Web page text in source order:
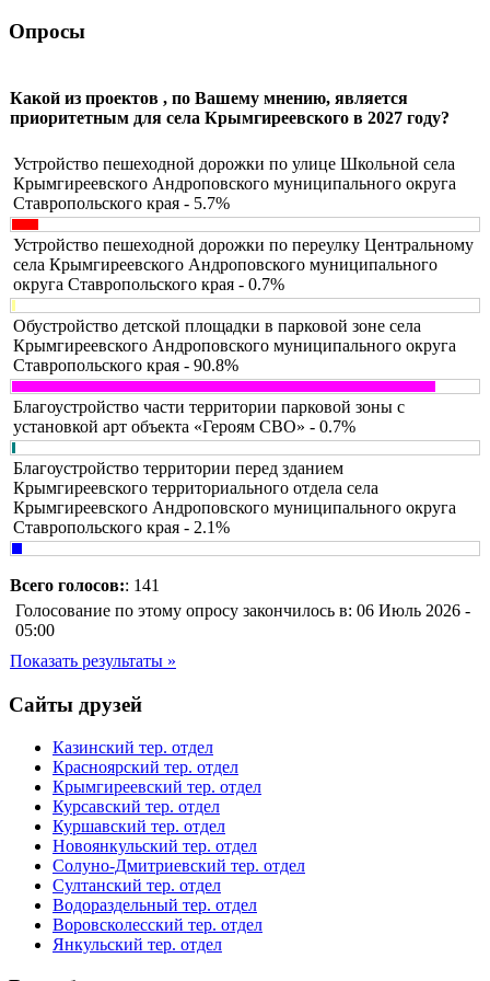
Опросы
Какой из проектов , по Вашему мнению, является
приоритетным для села Крымгиреевского в 2027 году?
Устройство пешеходной дорожки по улице Школьной села
Крымгиреевского Андроповского муниципального округа
Ставропольского края - 5.7%
Устройство пешеходной дорожки по переулку Центральному
села Крымгиреевского Андроповского муниципального
округа Ставропольского края - 0.7%
Обустройство детской площадки в парковой зоне села
Крымгиреевского Андроповского муниципального округа
Ставропольского края - 90.8%
Благоустройство части территории парковой зоны с
установкой арт объекта «Героям СВО» - 0.7%
Благоустройство территории перед зданием
Крымгиреевского территориального отдела села
Крымгиреевского Андроповского муниципального округа
Ставропольского края - 2.1%
Всего голосов:: 141
Голосование по этому опросу закончилось в: 06 Июль 2026 -
05:00
Показать результаты »
Сайты друзей
Казинский тер. отдел
Красноярский тер. отдел
Крымгиреевский тер. отдел
Курсавский тер. отдел
Куршавский тер. отдел
Новоянкульский тер. отдел
Солуно-Дмитриевский тер. отдел
Султанский тер. отдел
Водораздельный тер. отдел
Воровсколесский тер. отдел
Янкульский тер. отдел